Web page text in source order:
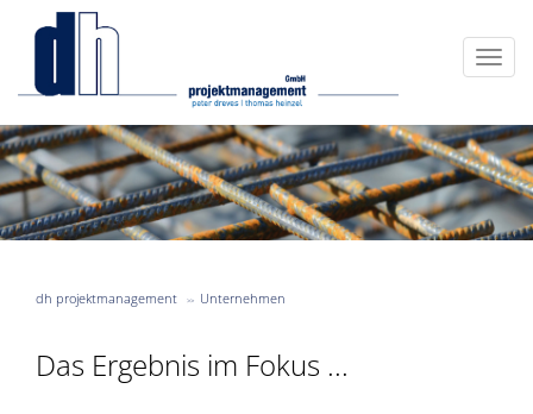
dh projektmanagement Unternehmen
Das Ergebnis im Fokus ...